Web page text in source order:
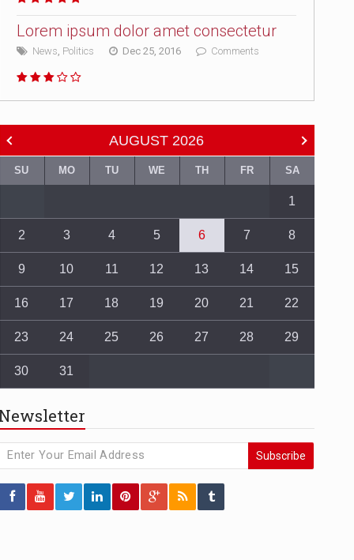
Lorem ipsum dolor amet consectetur
News, Politics Dec 25, 2016 Comments
AUGUST 2026
SU MO TU WE TH FR SA
1
2 3 4 5 6 7 8
9 10 11 12 13 14 15
16 17 18 19 20 21 22
23 24 25 26 27 28 29
30 31
Newsletter
Subscribe